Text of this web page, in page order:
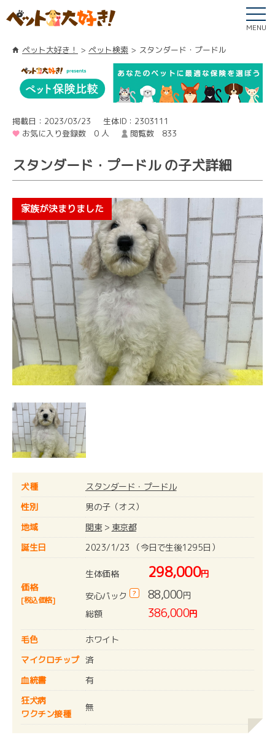
MENU
ペット大好き！ ペット検索 スタンダード・プードル
掲載日：2023/03/23
生体ID：2303111
お気に入り登録数 0 人
閲覧数 833
スタンダード・プードル の子犬詳細
犬種
スタンダード・プードル
性別
男の子（オス）
地域
関東> 東京都
誕生日
2023/1/23 （今日で生後1295日）
価格
[税込価格]
生体価格 298,000円
安心パック
? 88,000円
総額
386,000円
毛色
ホワイト
マイクロチップ 済
血統書
有
狂犬病
ワクチン接種
無